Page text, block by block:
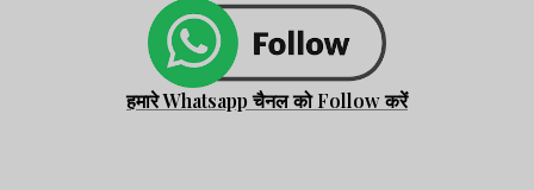
हमारे Whatsapp चैनल को Follow करें